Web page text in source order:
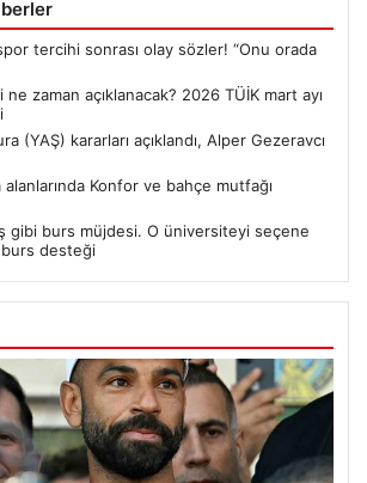
tercihi sonrası olay sözler! “Onu orada
zaman açıklanacak? 2026 TÜİK mart ayı
(YAŞ) kararları açıklandı, Alper Gezeravcı
alanlarında Konfor ve bahçe mutfağı
gibi burs müjdesi. O üniversiteyi seçene
desteği